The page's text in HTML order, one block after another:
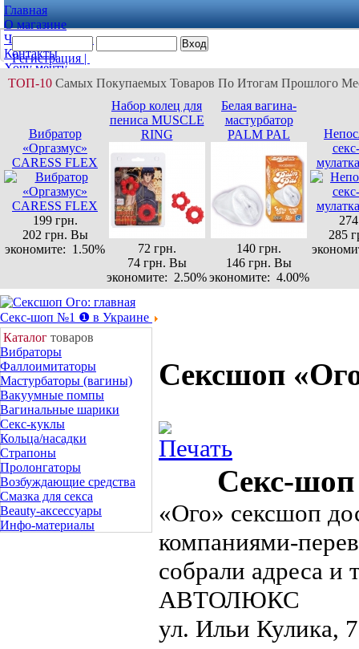
Главная
О магазине
Частые вопросы
Контакты
Хочу мечту
Моя корзина
Регистрация |
Забыли пароль? |
Забыли логин?
ТОП-10 Самых Покупаемых Товаров По Итогам Прошлого
Вибратор
«Оргазмус»
CARESS FLEX
199 грн.
202 грн. Вы
экономите: 1.50%
Набор колец для
пениса MUSCLE
RING
72 грн.
74 грн. Вы
экономите: 2.50%
Белая вагина-
мастурбатор
PALM PAL
140 грн.
146 грн. Вы
экономите: 4.00%
285
Секс-шоп №1 ❶ в Украине
Каталог товаров
Вибраторы
Фаллоимитаторы
Мастурбаторы (вагины)
Вакуумные помпы
Вагинальные шарики
Секс-куклы
Кольца/насадки
Страпоны
Пролонгаторы
Возбуждающие средства
Смазка для секса
Beauty-аксессуары
Инфо-материалы
Сексшоп
Секс-шоп
«Ого» сексшоп
компаниями-
собрали адреса
АВТОЛЮКС
ул. Ильи Кулика,